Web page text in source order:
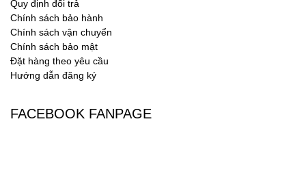
Quy định đổi trả
Chính sách bảo hành
Chính sách vận chuyển
Chính sách bảo mật
Đặt hàng theo yêu cầu
Hướng dẫn đăng ký
FACEBOOK FANPAGE